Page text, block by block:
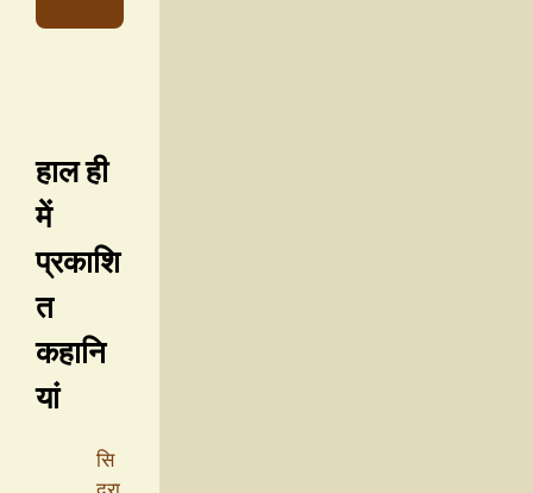
हाल ही
में
प्रकाशि
त
कहानि
यां
सि